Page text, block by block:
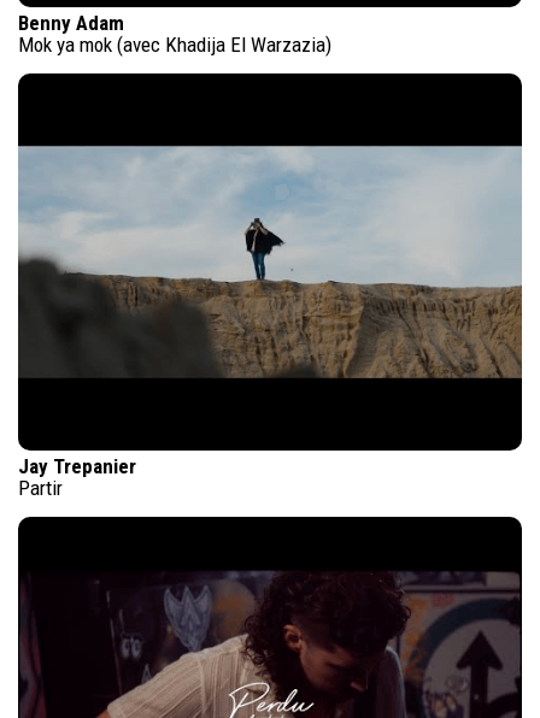
Benny Adam
Mok ya mok (avec Khadija El Warzazia)
Jay Trepanier
Partir